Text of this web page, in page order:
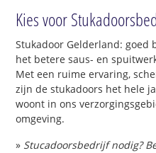
Kies voor
Stukadoor Gelderland: goed
het betere saus- en
Met een ruime ervaring,
zijn de stukadoors het hele
woont in ons
omgeving.
» Stucadoorsbedrijf nodig?